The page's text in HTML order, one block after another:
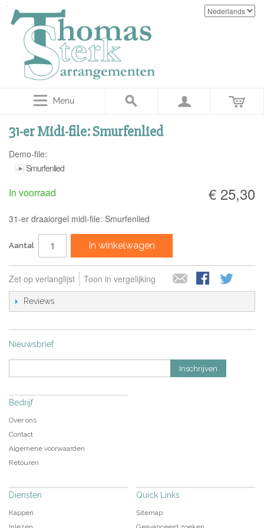
Menu
31-er Midi-file: Smurfenlied
Demo-file:
Smurfenlied
€ 25,30
In voorraad
31-er draaiorgel midi-file: Smurfenlied
Aantal In winkelwagen
Zet op verlanglijst Toon in vergelijking
Reviews
Nieuwsbrief
Inschrijven
Bedrijf
Over ons
Contact
Algemene voorwaarden
Retouren
Diensten
Kappen
Quick Links
Sitemap